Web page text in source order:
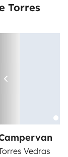
Torres
Vedras